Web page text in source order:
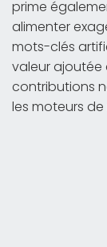
prime
alimenter
mots-clés
valeur ajoutée
contributions
les moteurs